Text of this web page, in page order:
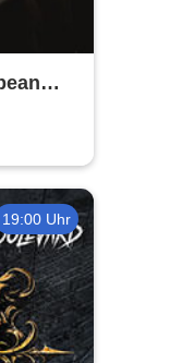
19:00 Uhr